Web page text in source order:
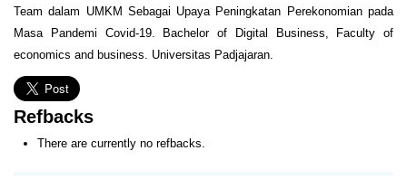
Team dalam UMKM Sebagai Upaya Peningkatan Perekonomian pada
Masa Pandemi Covid-19. Bachelor of Digital Business, Faculty of
economics and business. Universitas Padjajaran.
Refbacks
There are currently no refbacks.